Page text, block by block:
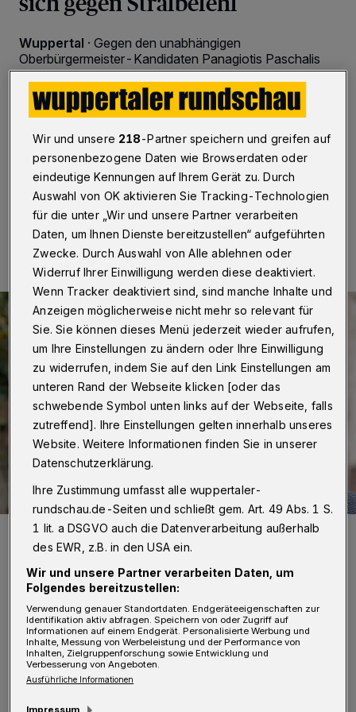
Wuppertal · Gegen den unabhängigen
Oberbürgermeister-Kandidaten Panagiotis Paschalis
wurde Strafbefehl wegen übler Nachrede in zwei Fällen
erlassen. Das bestätigte eine Sprecherin des
Amtsgerichtes gegenüber der Rundschau. Der
ehemalige Beigeordnete hat dagegen Einspruch
eingelegt und in einer persönlichen Erklärung Stellung
genommen.
05.06.2020 , 12:13 Uhr 2 Minuten Lesezeit
Ex-Dezernent und Oberbürgermeister-Kandidat Panagiotis
Paschalis
P aschalis liegt seit längerer Zeit in
juristischen Auseinandersetzungen mit
Wir und unsere 218-Partner speichern und greifen auf
personenbezogene Daten wie Browserdaten oder
eindeutige Kennungen auf Ihrem Gerät zu. Durch
Auswahl von OK aktivieren Sie Tracking-Technologien
für die unter „Wir und unsere Partner verarbeiten
Daten, um Ihnen Dienste bereitzustellen“ aufgeführten
Zwecke. Durch Auswahl von Alle ablehnen oder
Widerruf Ihrer Einwilligung werden diese deaktiviert.
Wenn Tracker deaktiviert sind, sind manche Inhalte und
Anzeigen möglicherweise nicht mehr so relevant für
Sie. Sie können dieses Menü jederzeit wieder aufrufen,
um Ihre Einstellungen zu ändern oder Ihre Einwilligung
zu widerrufen, indem Sie auf den Link Einstellungen am
unteren Rand der Webseite klicken [oder das
schwebende Symbol unten links auf der Webseite, falls
zutreffend]. Ihre Einstellungen gelten innerhalb unseres
Website. Weitere Informationen finden Sie in unserer
Datenschutzerklärung.
Ihre Zustimmung umfasst alle wuppertaler-
rundschau.de-Seiten und schließt gem. Art. 49 Abs. 1 S.
1 lit. a DSGVO auch die Datenverarbeitung außerhalb
des EWR, z.B. in den USA ein.
Wir und unsere Partner verarbeiten Daten, um
Folgendes bereitzustellen:
Verwendung genauer Standortdaten. Endgeräteeigenschaften zur
Identifikation aktiv abfragen. Speichern von oder Zugriff auf
Informationen auf einem Endgerät. Personalisierte Werbung und
Inhalte, Messung von Werbeleistung und der Performance von
Inhalten, Zielgruppenforschung sowie Entwicklung und
Verbesserung von Angeboten.
Ausführliche Informationen